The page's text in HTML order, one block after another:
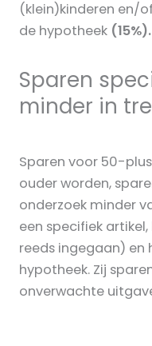
(klein)kinderen en/
de hypotheek (15%).
Sparen
minder in
Sparen voor 50-
ouder worden,
onderzoek minder
een specifiek
reeds ingegaan) en
hypotheek. Zij
onverwachte